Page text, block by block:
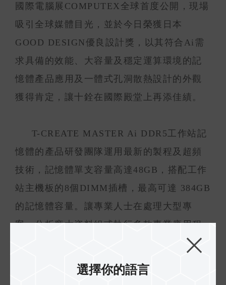
國際電腦展COMPUTEX全球首度公開，現場
吸引全球媒體目光，並於今日榮獲日本
GOOD DESIGN優良設計獎，以其符合Ai需
求具備的效能、大容量及穩定運算環境的記
憶體產品應用及一體式孔洞散熱設計的外觀
獲得肯定，讓十銓在國際殿堂上再添佳績。
T-CREATE MASTER Ai DDR5工作站記
憶體的產品研發團隊運用最新的製程及超頻
技術，記憶體單支容量高達48GB，搭配工作
站主機板的8個DIMM插槽，最高可達 384GB
的記憶體容量。讓專業人士在處理大型專
案、分析龐大資料組或執行多款專業應用程
式時，都能快速及穩定完成各類工作。而專
，確保本產品的超頻
穩定性和耐用度，提供專業AI工作站高負載/
選擇你的語言